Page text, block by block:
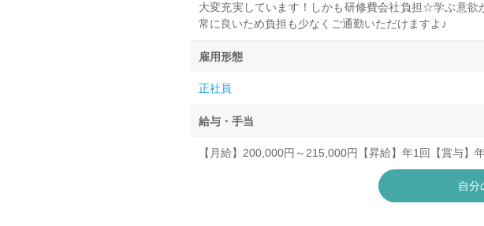
大変充実しています！しかも研修費会社負担☆学ぶ意
常に良いため負担も少なくご通勤いただけますよ♪
雇用形態
正社員
給与・手当
【月給】200,000円～215,000円【昇給】年1回【賞与】
自分